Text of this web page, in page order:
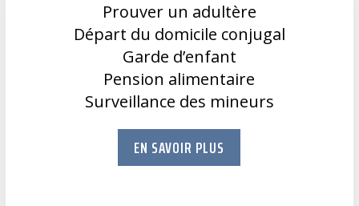
Prouver un adultère
Départ du domicile conjugal
Garde d’enfant
Pension alimentaire
Surveillance des mineurs
EN SAVOIR PLUS